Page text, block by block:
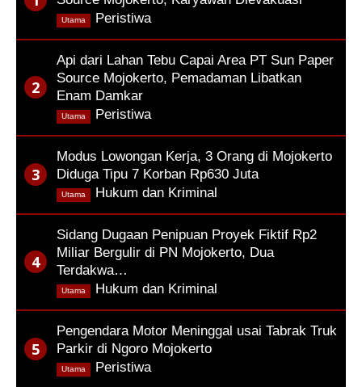
Peristiwa
Utama
Api dari Lahan Tebu Capai Area PT Sun Paper
Source Mojokerto, Pemadaman Libatkan
Enam Damkar
Peristiwa
Utama
Modus Lowongan Kerja, 3 Orang di Mojokerto
Diduga Tipu 7 Korban Rp630 Juta
Hukum dan Kriminal
Utama
Sidang Dugaan Penipuan Proyek Fiktif Rp2
Miliar Bergulir di PN Mojokerto, Dua
Terdakwa…
Hukum dan Kriminal
Utama
Pengendara Motor Meninggal usai Tabrak Truk
Parkir di Ngoro Mojokerto
Peristiwa
Utama